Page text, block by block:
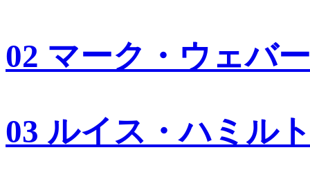
02 マーク・ウェバー
03 ルイス・ハミル